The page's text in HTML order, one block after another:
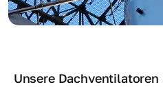
Unsere